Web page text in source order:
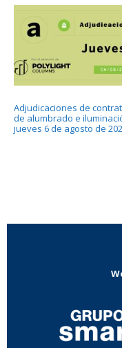
Adjudicaciones de
de alumbrado e
jueves 6 de agosto de